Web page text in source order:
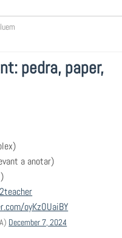
pedra, paper,
a anotar)
oyKzOUaiBY
December 7, 2024